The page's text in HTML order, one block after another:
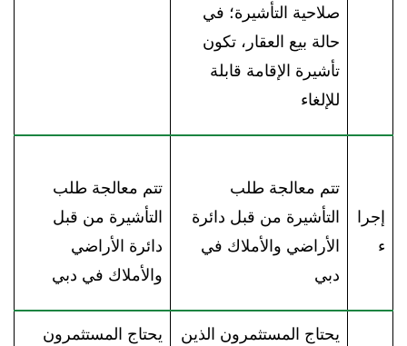
صلاحية التأشيرة؛ في
حالة بيع العقار، تكون
تأشيرة الإقامة قابلة
للإلغاء
إجرا
ء
تتم معالجة طلب
التأشيرة من قبل دائرة
الأراضي والأملاك في
دبي
تتم معالجة طلب
التأشيرة من قبل
دائرة الأراضي
والأملاك في دبي
يحتاج المستثمرون الذين
يحتاج المستثمرون